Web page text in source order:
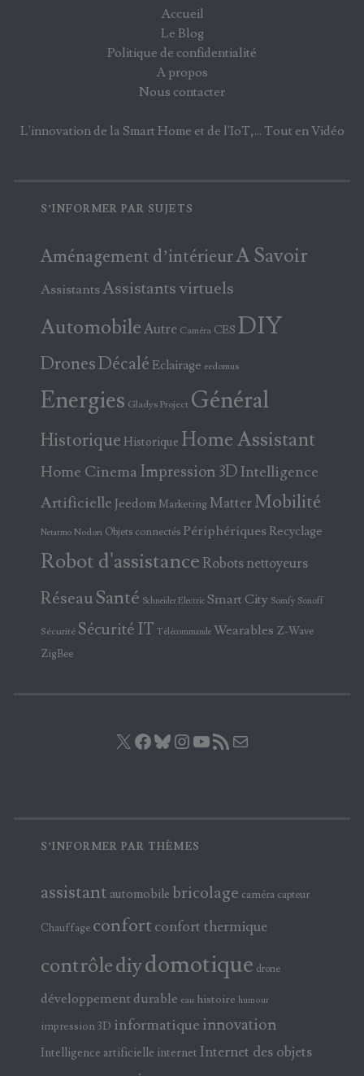
Accueil
Le Blog
Politique de confidentialité
A propos
Nous contacter
L'innovation de la Smart Home et de l'IoT,... Tout en Vidéo
S’INFORMER PAR SUJETS
Aménagement d’intérieurA Savoir
AssistantsAssistants virtuels
AutomobileAutre Caméra CES DIY
DronesDécalé Eclairage eedomus
Energies Gladys Project Général
Historique Historique Home Assistant
Home Cinema Impression 3DIntelligence
Artificielle Jeedom Marketing Matter Mobilité
Netatmo Nodon Objets connectés PériphériquesRecyclage
Robot d'assistance Robots nettoyeurs
RéseauSanté Schneider Electric Smart City Somfy Sonoff
Sécurité Sécurité IT Télécommande Wearables Z-Wave
ZigBee
X Facebook
Bluesky
Instagram
YouTube
Flux RSS
S’INFORMER PAR THÈMES
assistant automobile bricolage caméra capteur
Chauffage confort confort thermique
contrôlediydomotique drone
développement durable eau histoire humour
impression 3D informatique innovation
Intelligence artificielle internet Internet des objets